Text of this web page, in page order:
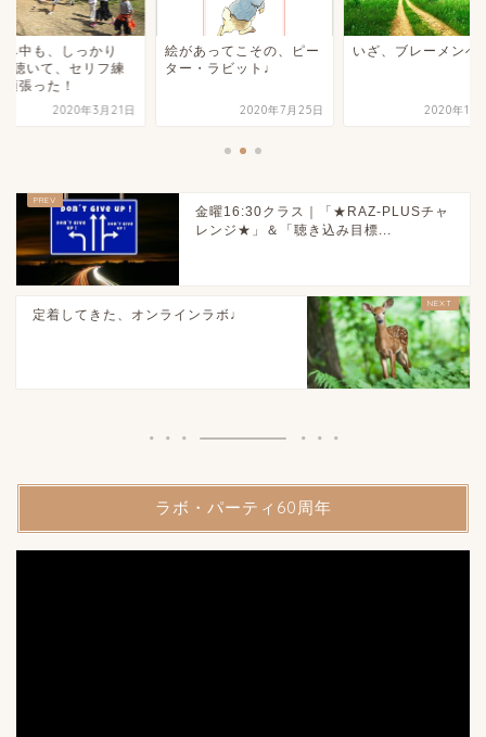
み中も、しっかり
聴いて、セリフ練
頑張った！
2020年3月21日
絵があってこその、ピー
ター・ラビット♩
2020年7月25日
いざ、ブレーメンへ
2020年10
金曜16:30クラス｜「★RAZ-PLUSチャ
レンジ★」＆「聴き込み目標...
定着してきた、オンラインラボ♩
ラボ・パーティ60周年